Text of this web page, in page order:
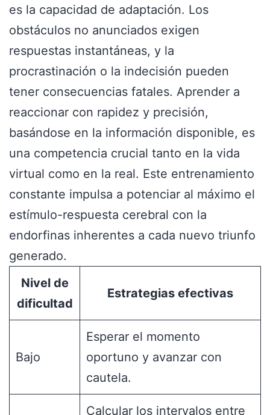
es la capacidad de adaptación. Los
obstáculos no anunciados exigen
respuestas instantáneas, y la
procrastinación o la indecisión pueden
tener consecuencias fatales. Aprender a
reaccionar con rapidez y precisión,
basándose en la información disponible, es
una competencia crucial tanto en la vida
virtual como en la real. Este entrenamiento
constante impulsa a potenciar al máximo el
estímulo-respuesta cerebral con la
endorfinas inherentes a cada nuevo triunfo
generado.
Nivel de
dificultad
Estrategias efectivas
Bajo
Esperar el momento
oportuno y avanzar con
cautela.
Calcular los intervalos entre